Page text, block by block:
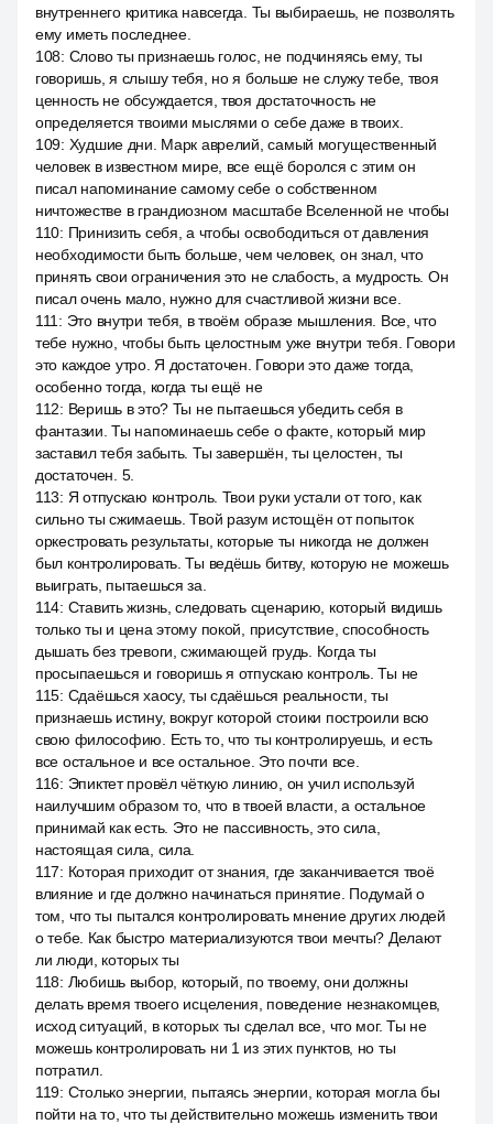
внутреннего критика навсегда. Ты выбираешь, не позволять
ему иметь последнее.
108: Слово ты признаешь голос, не подчиняясь ему, ты
говоришь, я слышу тебя, но я больше не служу тебе, твоя
ценность не обсуждается, твоя достаточность не
определяется твоими мыслями о себе даже в твоих.
109: Худшие дни. Марк аврелий, самый могущественный
человек в известном мире, все ещё боролся с этим он
писал напоминание самому себе о собственном
ничтожестве в грандиозном масштабе Вселенной не чтобы
110: Принизить себя, а чтобы освободиться от давления
необходимости быть больше, чем человек, он знал, что
принять свои ограничения это не слабость, а мудрость. Он
писал очень мало, нужно для счастливой жизни все.
111 : Это внутри тебя, в твоём образе мышления. Все, что
тебе нужно, чтобы быть целостным уже внутри тебя. Говори
это каждое утро. Я достаточен. Говори это даже тогда,
особенно тогда, когда ты ещё не
112: Веришь в это? Ты не пытаешься убедить себя в
фантазии. Ты напоминаешь себе о факте, который мир
заставил тебя забыть. Ты завершён, ты целостен, ты
достаточен. 5.
113: Я отпускаю контроль. Твои руки устали от того, как
сильно ты сжимаешь. Твой разум истощён от попыток
оркестровать результаты, которые ты никогда не должен
был контролировать. Ты ведёшь битву, которую не можешь
выиграть, пытаешься за.
114: Ставить жизнь, следовать сценарию, который видишь
только ты и цена этому покой, присутствие, способность
дышать без тревоги, сжимающей грудь. Когда ты
просыпаешься и говоришь я отпускаю контроль. Ты не
115: Сдаёшься хаосу, ты сдаёшься реальности, ты
признаешь истину, вокруг которой стоики построили всю
свою философию. Есть то, что ты контролируешь, и есть
все остальное и все остальное. Это почти все.
116: Эпиктет провёл чёткую линию, он учил используй
наилучшим образом то, что в твоей власти, а остальное
принимай как есть. Это не пассивность, это сила,
настоящая сила, сила.
117: Которая приходит от знания, где заканчивается твоё
влияние и где должно начинаться принятие. Подумай о
том, что ты пытался контролировать мнение других людей
о тебе. Как быстро материализуются твои мечты? Делают
ли люди, которых ты
118: Любишь выбор, который, по твоему, они должны
делать время твоего исцеления, поведение незнакомцев,
исход ситуаций, в которых ты сделал все, что мог. Ты не
можешь контролировать ни 1 из этих пунктов, но ты
потратил.
119: Столько энергии, пытаясь энергии, которая могла бы
пойти на то, что ты действительно можешь изменить твои